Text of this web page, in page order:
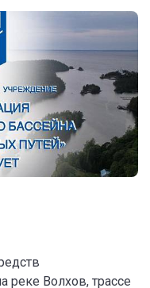
реке Волхов, трассе